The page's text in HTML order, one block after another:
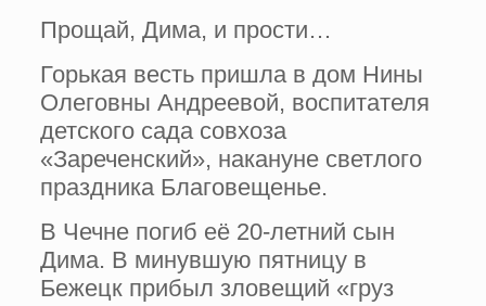
Прощай, Дима, и прости…
Горькая весть пришла в дом Нины
Олеговны Андреевой, воспитателя
детского сада совхоза
«Зареченский», накануне светлого
праздника Благовещенье.
В Чечне погиб её 20-летний сын
Дима. В минувшую пятницу в
Бежецк прибыл зловещий «груз